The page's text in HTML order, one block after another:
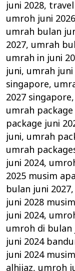
juni 2028,
umroh juni
umrah bulan
2027, umrah
umrah in juni
juni, umrah juni
singapore,
2027 singapore,
umrah
package juni
juni, umrah
umrah
juni 2024,
2025 musim
bulan juni 2027,
juni 2028
juni 2024,
umroh di bulan
juni 2024
juni 2024